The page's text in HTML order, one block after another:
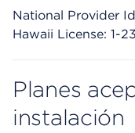
National Provider
Hawaii License: 1-
Planes
instalación